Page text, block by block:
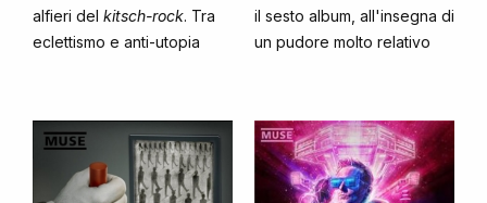
alfieri del kitsch-rock. Tra
eclettismo e anti-utopia
il sesto album, all'insegna di
un pudore molto relativo